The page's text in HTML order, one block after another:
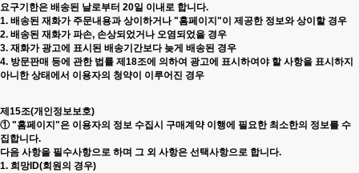
요구기한은 배송된 날로부터 20일 이내로 합니다.
1. 배송된 재화가 주문내용과 상이하거나 "홈페이지"이 제공한 정보와 상이할 경우
2. 배송된 재화가 파손, 손상되었거나 오염되었을 경우
3. 재화가 광고에 표시된 배송기간보다 늦게 배송된 경우
4. 방문판매 등에 관한 법률 제18조에 의하여 광고에 표시하여야 할 사항을 표시하지
아니한 상태에서 이용자의 청약이 이루어진 경우
제15조(개인정보보호)
① "홈페이지"은 이용자의 정보 수집시 구매계약 이행에 필요한 최소한의 정보를 수
집합니다.
다음 사항을 필수사항으로 하며 그 외 사항은 선택사항으로 합니다.
1. 희망ID(회원의 경우)